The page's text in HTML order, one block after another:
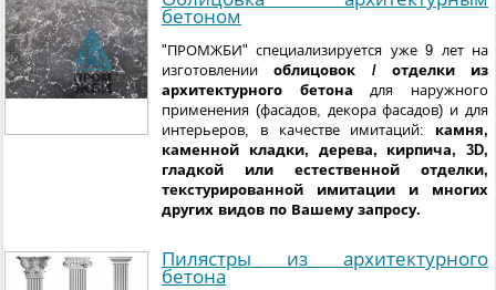
бетоном
"ПРОМЖБИ" специализируется уже 9 лет на
изготовленииоблицовок / отделки из
архитектурного бетона для наружного
применения (фасадов, декора фасадов) и для
интерьеров, в качестве имитаций: камня,
каменной кладки, дерева, кирпича, 3D,
гладкой или естественной отделки,
текстурированной имитации и многих
других видов по Вашему запросу.
Пилястры из архитектурного
бетона